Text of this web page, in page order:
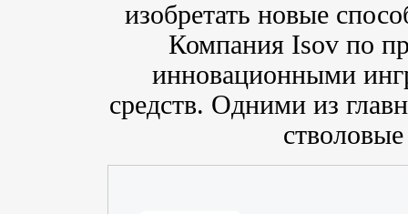
изобретать новые
Компания Isov по
инновационными
средств. Одними из